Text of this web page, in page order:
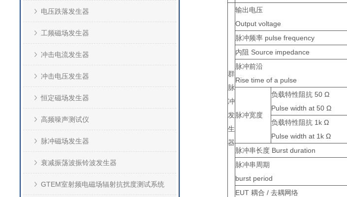
电压跌落发生器
工频磁场发生器
冲击电流发生器
冲击电压发生器
恒定磁场发生器
高频噪声测试仪
脉冲磁场发生器
衰减振荡波振铃波发生器
GTEM室射频电磁场辐射抗扰度测试系统
群
脉
冲
发
生
器
输出电压
Output voltage
脉冲频率 pulse frequency
内阻 Source impedance
脉冲前沿
Rise time of a pulse
脉冲宽度
负载特性阻抗 50 Ω
Pulse width at 50 Ω
负载特性阻抗 1k Ω
Pulse width at 1k Ω
脉冲串长度 Burst duration
脉冲串周期
burst period
EUT 耦合 / 去耦网络